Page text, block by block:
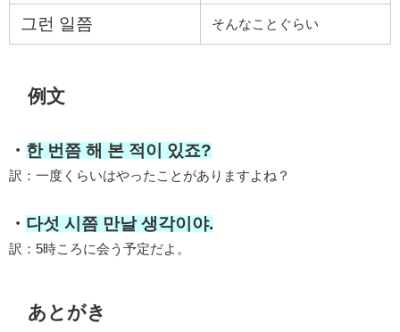
그런 일쯤 そんなことぐらい
例文
・ 한 번쯤 해 본 적이 있죠?
訳：一度くらいはやったことがありますよね？
・ 다섯 시쯤 만날 생각이야.
訳：5時ころに会う予定だよ。
あとがき